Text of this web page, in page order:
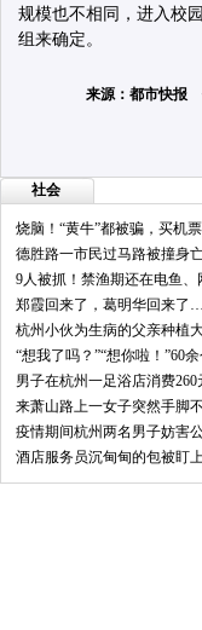
规模也不相同，进入校
组来确定。
来源：都市快报
社会
烧脑！“黄牛”都被骗，买机
德胜路一市民过马路被撞身
9人被抓！禁渔期还在电鱼、
郑霞回来了，葛明华回来了
杭州小伙为生病的父亲种植
“想我了吗？”“想你啦！”60
男子在杭州一足浴店消费
来萧山路上一女子突然手脚
疫情期间杭州两名男子妨害
酒店服务员沉甸甸的包被盯